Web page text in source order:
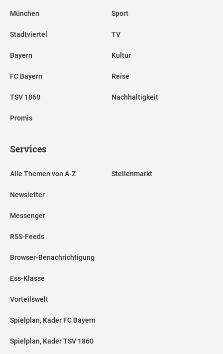
München
Stadtviertel
Bayern
FC Bayern
TSV 1860
Promis
Sport
TV
Kultur
Reise
Nachhaltigkeit
Services
Alle Themen von A-Z
Newsletter
Messenger
RSS-Feeds
Browser-Benachrichtigung
Ess-Klasse
Vorteilswelt
Spielplan, Kader FC Bayern
Spielplan, Kader TSV 1860
Stellenmarkt